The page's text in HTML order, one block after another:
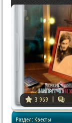
3 969
Раздел: Квесты